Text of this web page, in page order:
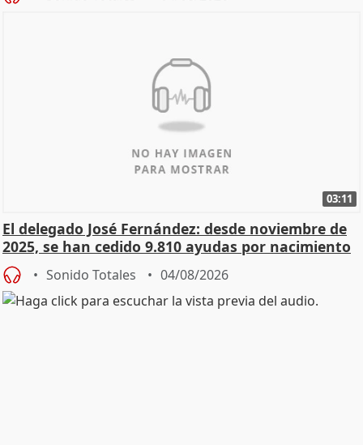
03:11
El delegado José Fernández: desde noviembre de
2025, se han cedido 9.810 ayudas por nacimiento
Sonido Totales 04/08/2026